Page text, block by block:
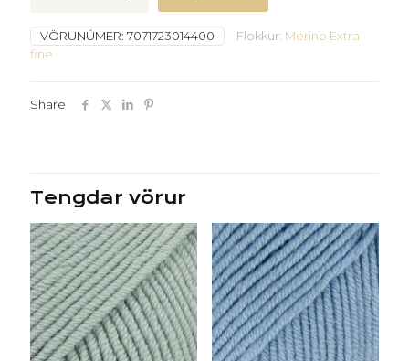
31
-
skógargrænn
VÖRUNÚMER: 7071723014400 Flokkur: Merino Extra
fine
Share
Tengdar vörur